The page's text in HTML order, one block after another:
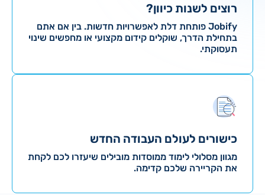
רוצים לשנות כיוון?
Jobify פותחת דלת לאפשרויות חדשות. בין אם אתם
בתחילת הדרך, שוקלים קידום מקצועי או מחפשים שינוי
תעסוקתי.
כישורים לעולם העבודה החדש
מגוון מסלולי לימוד ממוסדות מובילים שיעזרו לכם לקחת
את הקריירה שלכם קדימה.